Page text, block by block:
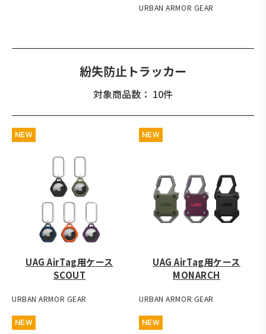
URBAN ARMOR GEAR
紛失防止トラッカー
対象商品数： 10件
NEW
UAG AirTag用ケース
SCOUT
URBAN ARMOR GEAR
NEW
UAG AirTag用ケース
MONARCH
URBAN ARMOR GEAR
NEW NEW